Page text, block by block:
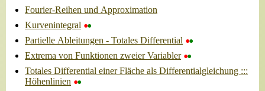
Fourier-Reihen und Approximation
Kurvenintegral ••
Partielle Ableitungen - Totales Differential ••
Extrema von Funktionen zweier Variabler ••
Totales Differential einer Fläche als Differentialgleichung :::
Höhenlinien ••